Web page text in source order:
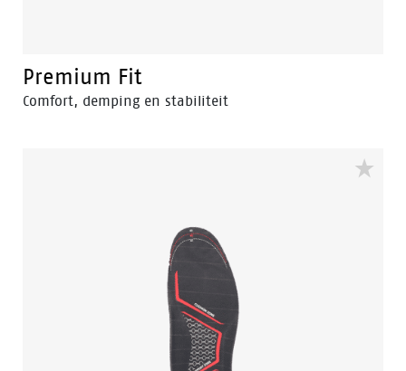
Premium Fit
Comfort, demping en stabiliteit